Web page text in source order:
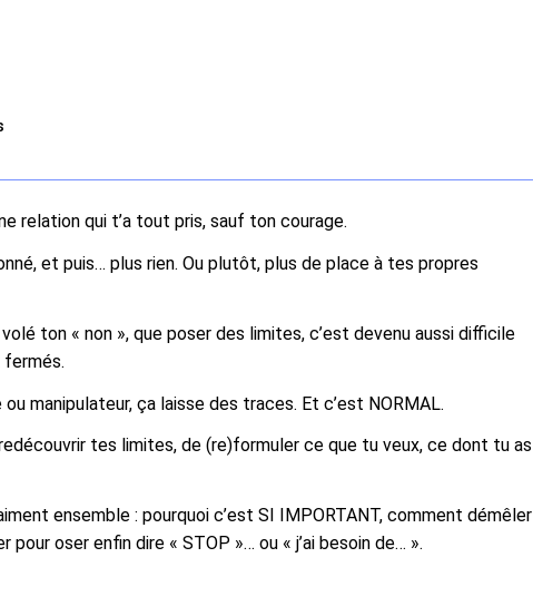
relation qui t’a tout pris, sauf ton courage.
et puis… plus rien. Ou plutôt, plus de place à tes propres
ton « non », que poser des limites, c’est devenu aussi difficile
fermés.
manipulateur, ça laisse des traces. Et c’est NORMAL.
tes limites, de (re)formuler ce que tu veux, ce dont tu as
ensemble : pourquoi c’est SI IMPORTANT, comment démêler
pour oser enfin dire « STOP »… ou « j’ai besoin de… ».